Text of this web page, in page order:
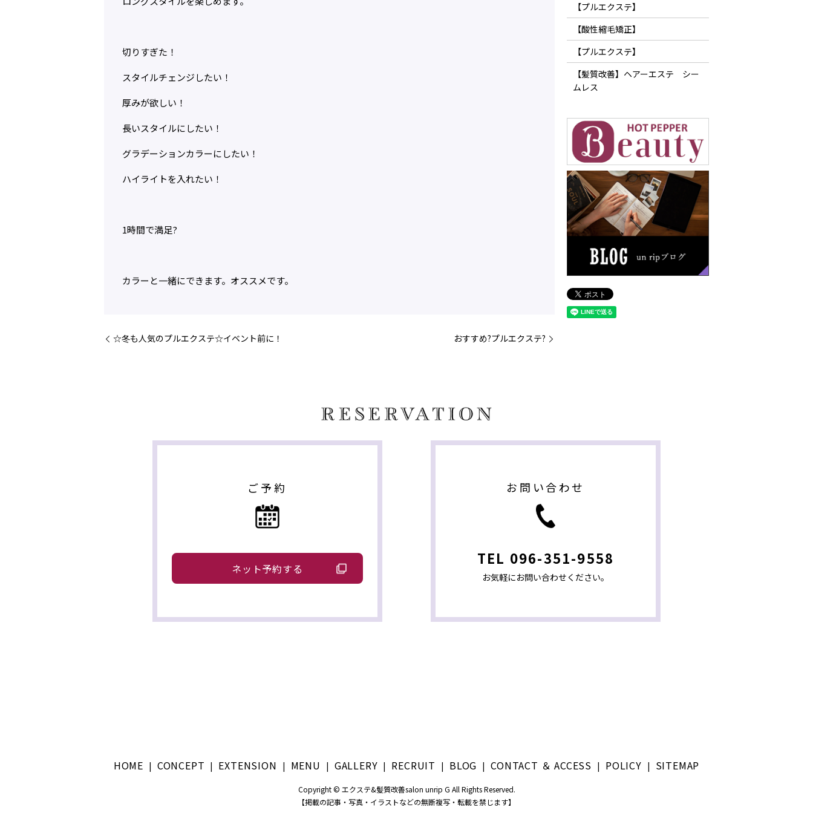
切りすぎた！
スタイルチェンジしたい！
厚みが欲しい！
長いスタイルにしたい！
グラデーションカラーにしたい！
ハイライトを入れたい！
1時間で満足?
カラーと一緒にできます。オススメです。
☆冬も人気のプルエクステ☆イベント前に！ おすすめ?プルエクステ?
【プルエクステ】
【酸性縮毛矯正】
【プルエクステ】
【髪質改善】ヘアーエステ シー
ムレス
ご予約
ネット予約する
お問い合わせ
TEL 096-351-9558
お気軽にお問い合わせください。
HOME CONCEPT EXTENSION MENU GALLERY RECRUIT BLOG CONTACT ＆ ACCESS POLICY SITEMAP
Copyright © エクステ&髪質改善salon unrip G All Rights Reserved.
【掲載の記事・写真・イラストなどの無断複写・転載を禁じます】